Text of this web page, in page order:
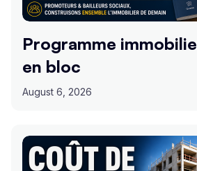
Programme
en bloc
August 6, 2026